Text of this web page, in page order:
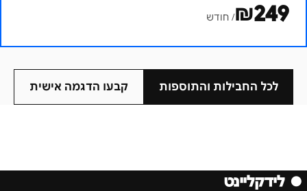
₪249 / חודש
לכל החבילות והתוספות קבעו הדגמה אישית
● לידקליינט